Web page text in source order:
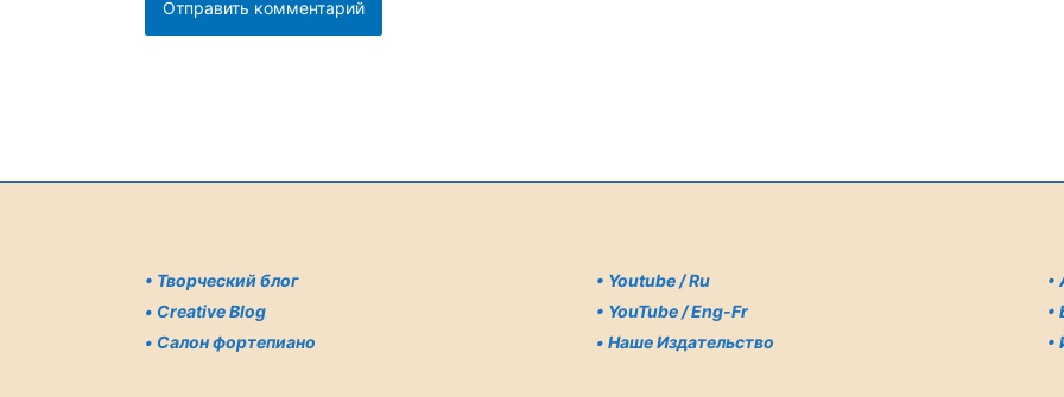
• Творческий блог
• Creative Blog
• Салон фортепиано
• Youtube / Ru
• YouTube / Eng-Fr
• Наше Издательство
•
•
•